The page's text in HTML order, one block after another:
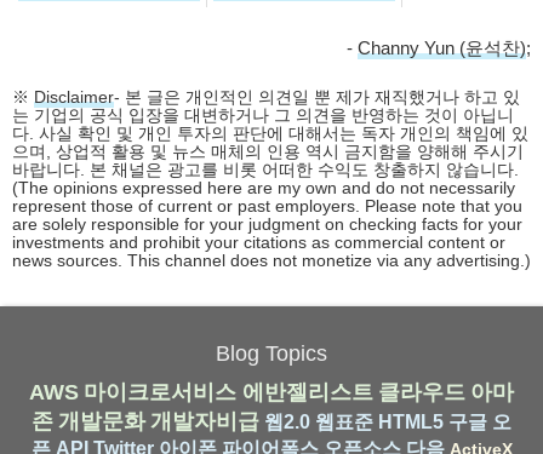
- Channy Yun (윤석찬);
※ Disclaimer- 본 글은 개인적인 의견일 뿐 제가 재직했거나 하고 있
는 기업의 공식 입장을 대변하거나 그 의견을 반영하는 것이 아닙니
다. 사실 확인 및 개인 투자의 판단에 대해서는 독자 개인의 책임에 있
으며, 상업적 활용 및 뉴스 매체의 인용 역시 금지함을 양해해 주시기
바랍니다. 본 채널은 광고를 비롯 어떠한 수익도 창출하지 않습니다.
(The opinions expressed here are my own and do not necessarily
represent those of current or past employers. Please note that you
are solely responsible for your judgment on checking facts for your
investments and prohibit your citations as commercial content or
news sources. This channel does not monetize via any advertising.)
Blog Topics
AWS 마이크로서비스 에반젤리스트 클라우드 아마
존 개발문화 개발자비급 웹2.0 웹표준 HTML5 구글 오
픈 API Twitter 아이폰 파이어폭스 오픈소스 다음 ActiveX